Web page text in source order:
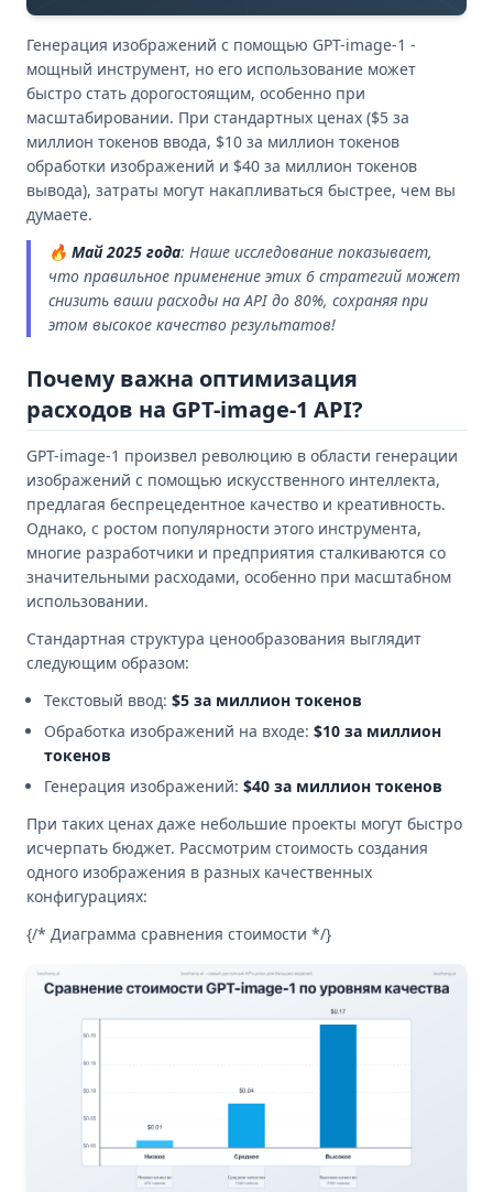
Генерация изображений с помощью GPT-image-1 -
мощный инструмент, но его использование может
быстро стать дорогостоящим, особенно при
масштабировании. При стандартных ценах ($5 за
миллион токенов ввода, $10 за миллион токенов
обработки изображений и $40 за миллион токенов
вывода), затраты могут накапливаться быстрее, чем вы
думаете.
🔥 Май 2025 года: Наше исследование показывает,
что правильное применение этих 6 стратегий может
снизить ваши расходы на API до 80%, сохраняя при
этом высокое качество результатов!
Почему важна оптимизация
расходов на GPT-image-1 API?
GPT-image-1 произвел революцию в области генерации
изображений с помощью искусственного интеллекта,
предлагая беспрецедентное качество и креативность.
Однако, с ростом популярности этого инструмента,
многие разработчики и предприятия сталкиваются со
значительными расходами, особенно при масштабном
использовании.
Стандартная структура ценообразования выглядит
следующим образом:
Текстовый ввод: $5 за миллион токенов
Обработка изображений на входе: $10 за миллион
токенов
Генерация изображений: $40 за миллион токенов
При таких ценах даже небольшие проекты могут быстро
исчерпать бюджет. Рассмотрим стоимость создания
одного изображения в разных качественных
конфигурациях:
{/* Диаграмма сравнения стоимости */}